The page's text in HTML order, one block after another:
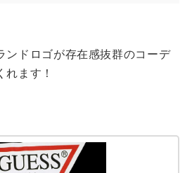
ンドロゴが存在感抜群のコーデ
れます！